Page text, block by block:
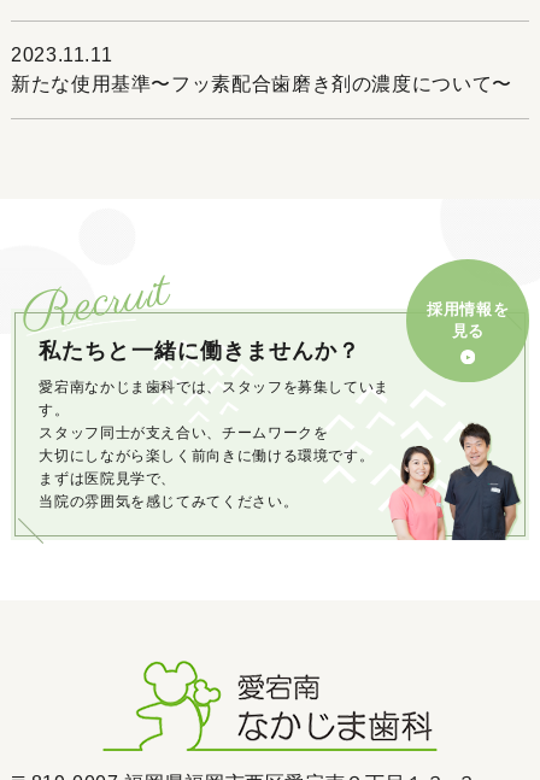
2023.11.11
新たな使用基準〜フッ素配合歯磨き剤の濃度について〜
Recruit
私たちと一緒に働きませんか？
愛宕南なかじま歯科では、スタッフを募集していま
す。
スタッフ同士が支え合い、チームワークを
大切にしながら楽しく前向きに働ける環境です。
まずは医院見学で、
当院の雰囲気を感じてみてください。
採用情報を
見る